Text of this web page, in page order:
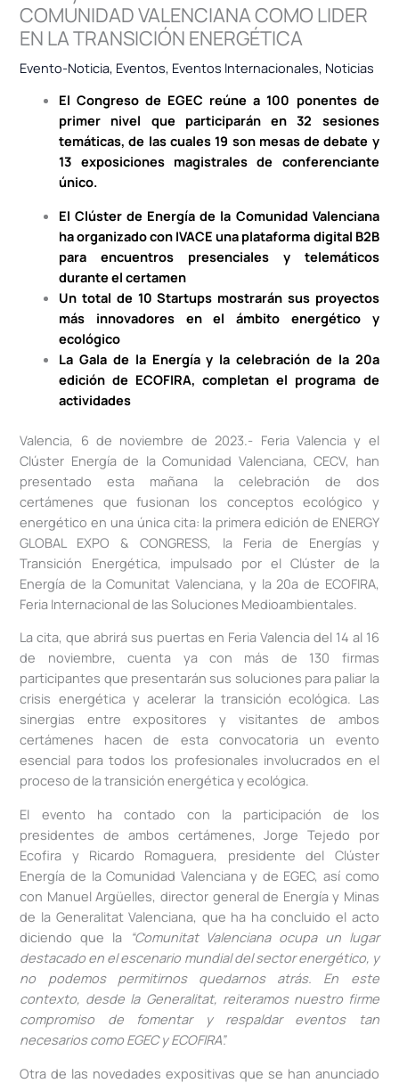
COMUNIDAD VALENCIANA COMO LIDER
EN LA TRANSICIÓN ENERGÉTICA
Evento-Noticia, Eventos, Eventos Internacionales, Noticias
El Congreso de EGEC reúne a 100 ponentes de
primer nivel que participarán en 32 sesiones
temáticas, de las cuales 19 son mesas de debate y
13 exposiciones magistrales de conferenciante
único.
El Clúster de Energía de la Comunidad Valenciana
ha organizado con IVACE una plataforma digital B2B
para encuentros presenciales y telemáticos
durante el certamen
Un total de 10 Startups mostrarán sus proyectos
más innovadores en el ámbito energético y
ecológico
La Gala de la Energía y la celebración de la 20a
edición de ECOFIRA, completan el programa de
actividades
Valencia, 6 de noviembre de 2023.- Feria Valencia y el
Clúster Energía de la Comunidad Valenciana, CECV, han
presentado esta mañana la celebración de dos
certámenes que fusionan los conceptos ecológico y
energético en una única cita: la primera edición de ENERGY
GLOBAL EXPO & CONGRESS, la Feria de Energías y
Transición Energética, impulsado por el Clúster de la
Energía de la Comunitat Valenciana, y la 20a de ECOFIRA,
Feria Internacional de las Soluciones Medioambientales.
La cita, que abrirá sus puertas en Feria Valencia del 14 al 16
de noviembre, cuenta ya con más de 130 firmas
participantes que presentarán sus soluciones para paliar la
crisis energética y acelerar la transición ecológica. Las
sinergias entre expositores y visitantes de ambos
certámenes hacen de esta convocatoria un evento
esencial para todos los profesionales involucrados en el
proceso de la transición energética y ecológica.
El evento ha contado con la participación de los
presidentes de ambos certámenes, Jorge Tejedo por
Ecofira y Ricardo Romaguera, presidente del Clúster
Energía de la Comunidad Valenciana y de EGEC, así como
con Manuel Argüelles, director general de Energía y Minas
de la Generalitat Valenciana, que ha ha concluido el acto
diciendo que la “Comunitat Valenciana ocupa un lugar
destacado en el escenario mundial del sector energético, y
no podemos permitirnos quedarnos atrás. En este
contexto, desde la Generalitat, reiteramos nuestro firme
compromiso de fomentar y respaldar eventos tan
necesarios como EGEC y ECOFIRA”.
Otra de las novedades expositivas que se han anunciado